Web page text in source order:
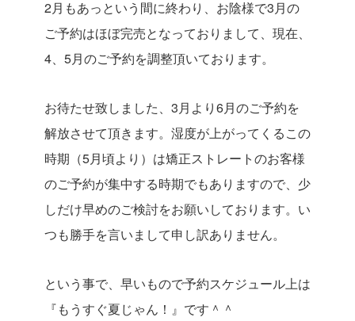
2月もあっという間に終わり、お陰様で3月の
ご予約はほぼ完売となっておりまして、現在、
4、5月のご予約を調整頂いております。
お待たせ致しました、3月より6月のご予約を
解放させて頂きます。湿度が上がってくるこの
時期（5月頃より）は矯正ストレートのお客様
のご予約が集中する時期でもありますので、少
しだけ早めのご検討をお願いしております。い
つも勝手を言いまして申し訳ありません。
という事で、早いもので予約スケジュール上は
『もうすぐ夏じゃん！』です＾＾